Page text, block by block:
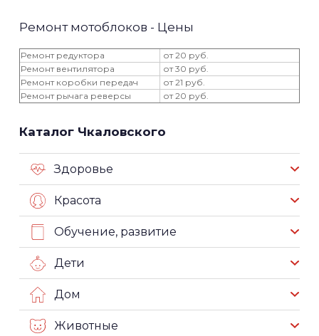
Ремонт мотоблоков - Цены
Ремонт редуктора
от 20 руб.
Ремонт вентилятора
от 30 руб.
Ремонт коробки передач
от 21 руб.
Ремонт рычага реверсы
от 20 руб.
Каталог Чкаловского
Здоровье
Красота
Обучение, развитие
Дети
Дом
Животные